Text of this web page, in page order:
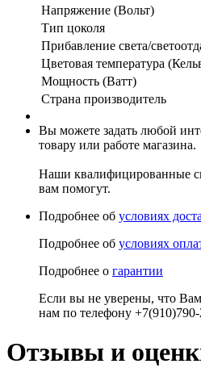
Напряжение (Вольт)
Тип цоколя
Прибавление света/
Цветовая температура
Мощность (Ватт)
Страна производитель
Вы можете задать любой
товару или работе магазина.
Наши квалифицированные
вам помогут.
Подробнее об условиях
Подробнее об условиях
Подробнее о гарантии
Если вы не уверены, что
нам по телефону
Отзывы и